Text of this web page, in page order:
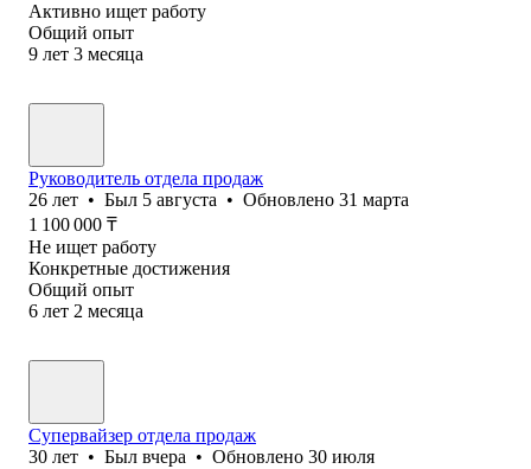
Активно ищет работу
Общий опыт
9 лет 3 месяца
Руководитель отдела продаж
26 лет • Был 5 августа • Обновлено 31 марта
1 100 000 ₸
Не ищет работу
Конкретные достижения
Общий опыт
6 лет 2 месяца
Супервайзер отдела продаж
30 лет • Был вчера • Обновлено 30 июля